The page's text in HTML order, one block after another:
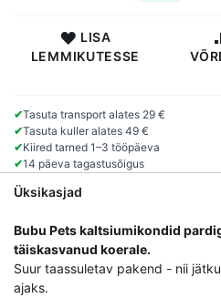
LISA
LEMMIKUTESSE
✔Tasuta transport alates 29 €
✔Tasuta kuller alates 49 €
✔Kiired tarned 1–3 tööpäeva
✔14 päeva tagastusõigus
Üksikasjad
Bubu Pets kaltsiumikondid
täiskasvanud koerale.
Suur taassuletav pakend - nii
ajaks.